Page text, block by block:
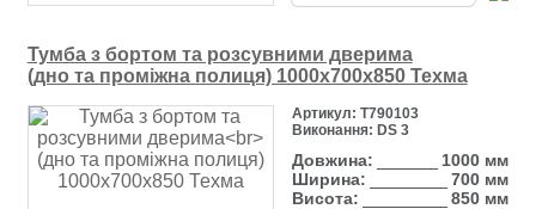
Тумба з бортом та розсувними дверима
(дно та проміжна полиця) 1000х700х850 Техма
Артикул: Т790103
Виконання: DS 3
Довжина:
1000 мм
Ширина:
700 мм
Висота:
850 мм